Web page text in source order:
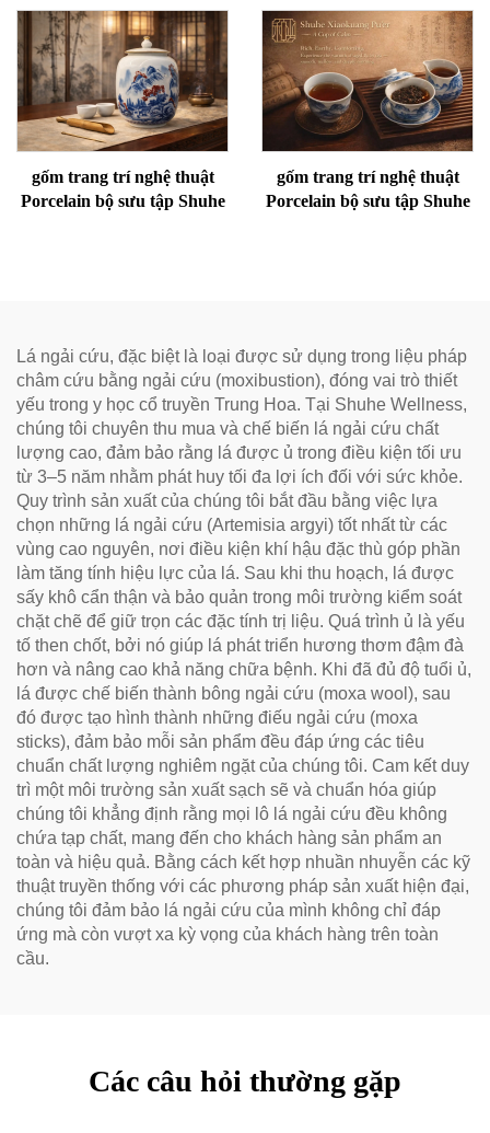
Loại Bỏ Ẩm Và Làm Ấm
Kinh Mạch
Thống Chính Hiệu, Vị Mềm
Mại và Trơn Tru, Lý Tưởng
để Hỗ Trợ Tiêu Hóa và Thư
Giãn, Trà Sức Khỏe Tự
Nhiên
gốm trang trí nghệ thuật
Porcelain bộ sưu tập Shuhe
gốm trang trí nghệ thuật
Porcelain bộ sưu tập Shuhe
Lá ngải cứu, đặc biệt là loại được sử dụng trong liệu pháp
châm cứu bằng ngải cứu (moxibustion), đóng vai trò thiết
yếu trong y học cổ truyền Trung Hoa. Tại Shuhe Wellness,
chúng tôi chuyên thu mua và chế biến lá ngải cứu chất
lượng cao, đảm bảo rằng lá được ủ trong điều kiện tối ưu
từ 3–5 năm nhằm phát huy tối đa lợi ích đối với sức khỏe.
Quy trình sản xuất của chúng tôi bắt đầu bằng việc lựa
chọn những lá ngải cứu (Artemisia argyi) tốt nhất từ các
vùng cao nguyên, nơi điều kiện khí hậu đặc thù góp phần
làm tăng tính hiệu lực của lá. Sau khi thu hoạch, lá được
sấy khô cẩn thận và bảo quản trong môi trường kiểm soát
chặt chẽ để giữ trọn các đặc tính trị liệu. Quá trình ủ là yếu
tố then chốt, bởi nó giúp lá phát triển hương thơm đậm đà
hơn và nâng cao khả năng chữa bệnh. Khi đã đủ độ tuổi ủ,
lá được chế biến thành bông ngải cứu (moxa wool), sau
đó được tạo hình thành những điếu ngải cứu (moxa
sticks), đảm bảo mỗi sản phẩm đều đáp ứng các tiêu
chuẩn chất lượng nghiêm ngặt của chúng tôi. Cam kết duy
trì một môi trường sản xuất sạch sẽ và chuẩn hóa giúp
chúng tôi khẳng định rằng mọi lô lá ngải cứu đều không
chứa tạp chất, mang đến cho khách hàng sản phẩm an
toàn và hiệu quả. Bằng cách kết hợp nhuần nhuyễn các kỹ
thuật truyền thống với các phương pháp sản xuất hiện đại,
chúng tôi đảm bảo lá ngải cứu của mình không chỉ đáp
ứng mà còn vượt xa kỳ vọng của khách hàng trên toàn
cầu.
Các câu hỏi thường gặp